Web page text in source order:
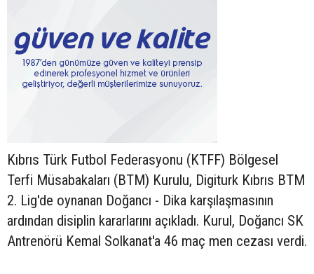
Kıbrıs Türk Futbol Federasyonu (KTFF) Bölgesel
Terfi Müsabakaları (BTM) Kurulu, Digiturk Kıbrıs BTM
2. Lig'de oynanan Doğancı - Dika karşılaşmasının
ardından disiplin kararlarını açıkladı. Kurul, Doğancı SK
Antrenörü Kemal Solkanat'a 46 maç men cezası verdi.